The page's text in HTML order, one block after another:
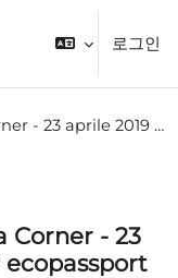
로그인
22° appuntamento del Tea Corner - 23 aprile 2019 ore 17.00 - PEP ecopassport
Corner - 23
ecopassport